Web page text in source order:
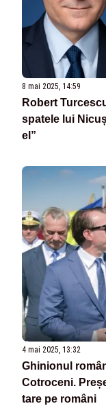
8 mai 2025, 14:59
Robert
spatele lui
el”
4 mai 2025, 13:32
Ghinionul
Cotroceni.
tare pe români